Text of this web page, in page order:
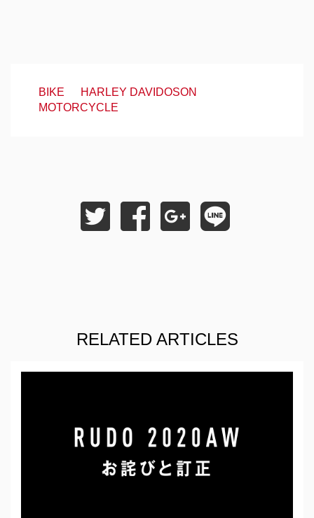
BIKE
HARLEY DAVIDOSON
MOTORCYCLE
RELATED ARTICLES